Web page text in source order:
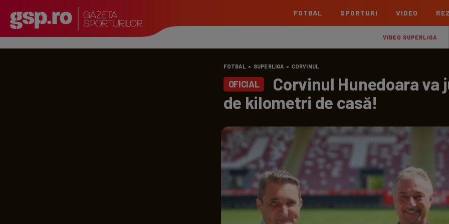
FOTBAL
Echipe
Liga 2
Echipe Clasament
Echipe Meciuri
TOATE ȘTIRILE
La
Echipe
SPORTURI VIDEO
VIDEO SUPERLIGA
FOTBAL » SUPERLIGA » CORVINUL
OFICIAL
Corvinul Hunedoara va
de kilometri de casă!